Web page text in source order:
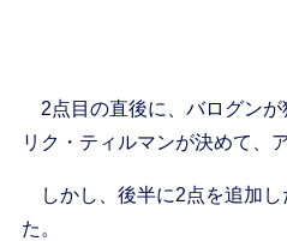
2点目の直後に、バログンが
リク・ティルマンが決めて、
しかし、後半に2点を追加し
た。